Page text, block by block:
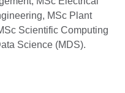
MSc Plant
Scientific Computing
Science (MDS).